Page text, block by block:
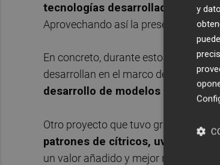
tecnologías desarrolladas
para
Aprovechando así la presencia en
En concreto, durante estos tres días
desarrollan en el marco de las líneas
desarrollo de modelos
Otro proyecto que tuvo gran
patrones de cítricos, uva de mesa
un valor añadido y mejor
y